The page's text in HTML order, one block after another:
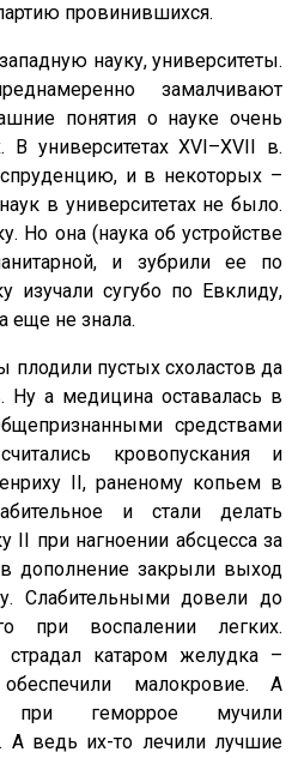
провинившихся.
науку, университеты.
замалчивают
понятия о науке очень
В университетах XVI–XVII в.
и в некоторых –
в университетах не было.
Но она (наука об устройстве
и зубрили ее по
изучали сугубо по Евклиду,
еще не знала.
плодили пустых схоластов да
Ну а медицина оставалась в
средствами
кровопускания и
II, раненому копьем в
и стали делать
II при нагноении абсцесса за
дополнение закрыли выход
Слабительными довели до
при воспалении легких.
катаром желудка –
малокровие. А
при геморрое мучили
ведь их-то лечили лучшие